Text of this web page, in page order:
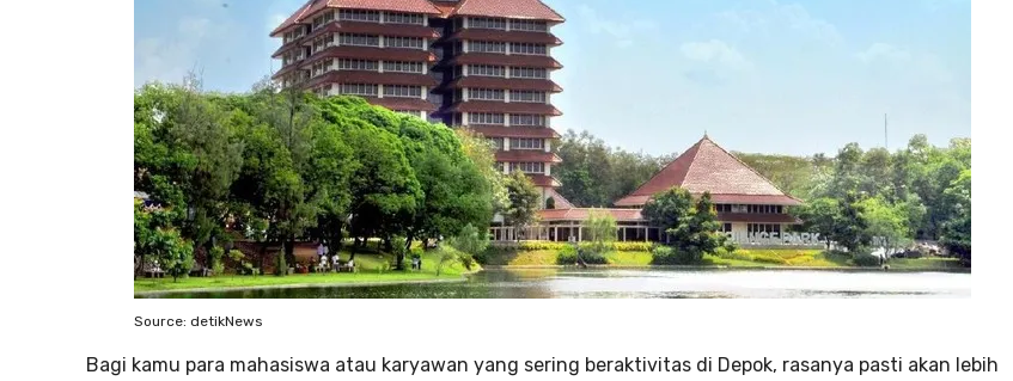
Source: detikNews
Bagi kamu para mahasiswa atau karyawan yang sering beraktivitas di Depok, rasanya pasti akan lebih